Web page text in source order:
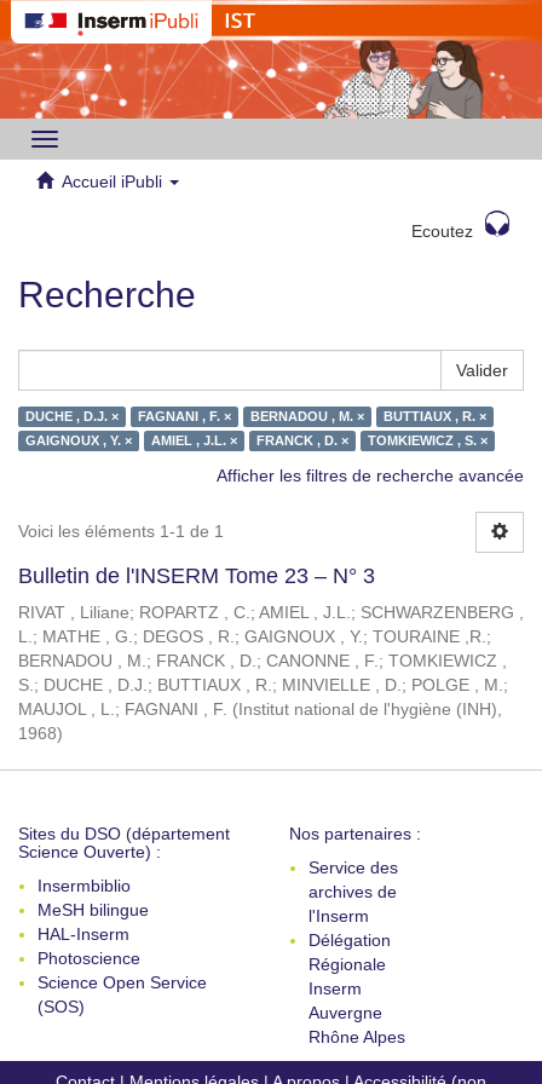
Toggle
navigation
Accueil iPubli
Ecoutez
Recherche
Valider
DUCHE , D.J. × FAGNANI , F. × BERNADOU , M. ×
BUTTIAUX , R. ×
GAIGNOUX , Y. ×
AMIEL , J.L. × FRANCK , D. × TOMKIEWICZ , S. ×
Afficher les filtres de recherche avancée
Voici les éléments 1-1 de 1
Bulletin de l'INSERM Tome 23 – N° 3
RIVAT , Liliane; ROPARTZ , C.; AMIEL , J.L.; SCHWARZENBERG ,
L.; MATHE , G.; DEGOS , R.; GAIGNOUX , Y.; TOURAINE ,R.;
BERNADOU , M.; FRANCK , D.; CANONNE , F.; TOMKIEWICZ ,
S.; DUCHE , D.J.; BUTTIAUX , R.; MINVIELLE , D.; POLGE , M.;
MAUJOL , L.; FAGNANI , F. ( Institut national de l'hygiène (INH),
1968)
Sites du DSO (département
Science Ouverte) :
Insermbiblio
MeSH bilingue
HAL-Inserm
Photoscience
Science Open Service
(SOS)
Nos partenaires :
Service des
archives de
l'Inserm
Délégation
Régionale
Inserm
Auvergne
Rhône Alpes